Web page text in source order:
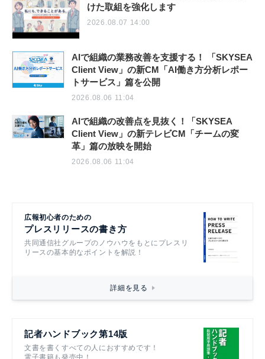
けた取組を強化します
2026.08.07 14:00
AIで組織の業務改善を支援する！ 「SKYSEA
Client View」の新CM「AI働き方分析レポー
トサービス」篇を公開
2026.08.06 11:04
AIで組織の改善点を見抜く！「SKYSEA
Client View」の新テレビCM「チームの変
革」篇の放映を開始
2026.08.06 11:04
広報初心者のための
プレスリリースの書き方
共同通信社グループのノウハウをもとにプレスリ
リースの基本的なポイントを解説！
詳細を見る
記者ハンドブック第14版
文書を書くすべての人におすすめです！
電子書籍も発売中！